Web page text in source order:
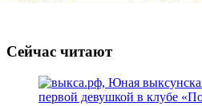
Сейчас читают